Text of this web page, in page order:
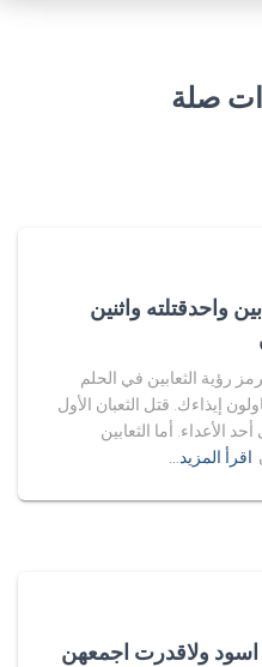
صلة
واحدقتلته واثنين
رؤية الثعابين في الحلم
إيذاءك. قتل الثعبان الأول
الأعداء. أما الثعابين
اقرأ المزيد…
ولاقدرت اجمعهن